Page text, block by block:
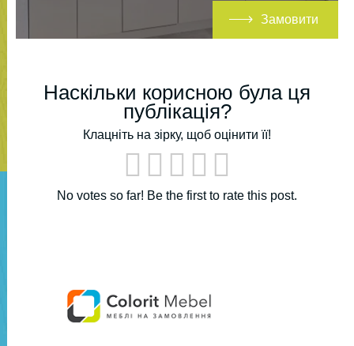
Замовити
Наскільки корисною була ця
публікація?
Клацніть на зірку, щоб оцінити її!
No votes so far! Be the first to rate this post.